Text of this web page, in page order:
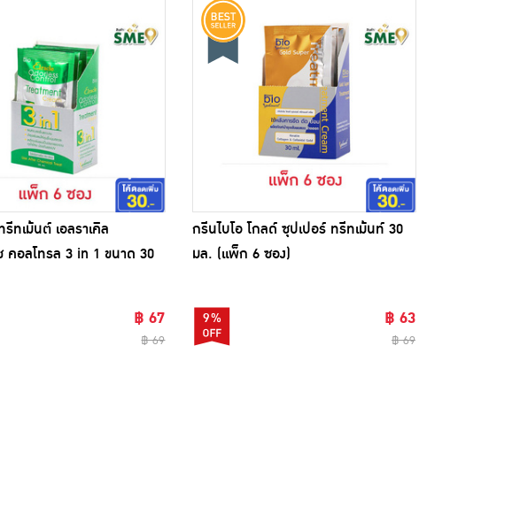
ทเม้นต์ เอลราเคิล
คอลโทรล 3 in 1 ขนาด 30
฿ 67
฿ 69
กรีนไบโอ โกลด์ ซุปเปอร์ ทรีทเม้นท์ 30
มล. (แพ็ก 6 ซอง)
9% ฿ 63
฿ 69